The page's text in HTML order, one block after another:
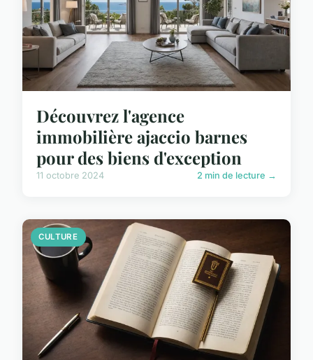
Découvrez l'agence
immobilière ajaccio barnes
pour des biens d'exception
11 octobre 2024 2 min de lecture →
CULTURE